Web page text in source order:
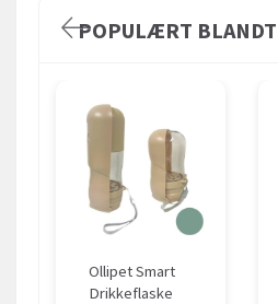
POPULÆRT BLANDT
Ollipet Smart
Drikkeflaske